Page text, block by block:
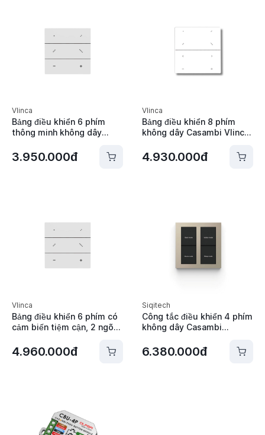
Vlinca
Bảng điều khiển 6 phím
thông minh không dây
RCS6
3.950.000đ
Vlinca
Bảng điều khiển 8 phím
không dây Casambi Vlinca
4.930.000đ
Vlinca
Bảng điều khiển 6 phím có
cảm biến tiệm cận, 2 ngõ
- VBA-SSR6
4.960.000đ
Siqitech
Công tắc điều khiển 4 phím
không dây Casambi
6.380.000đ